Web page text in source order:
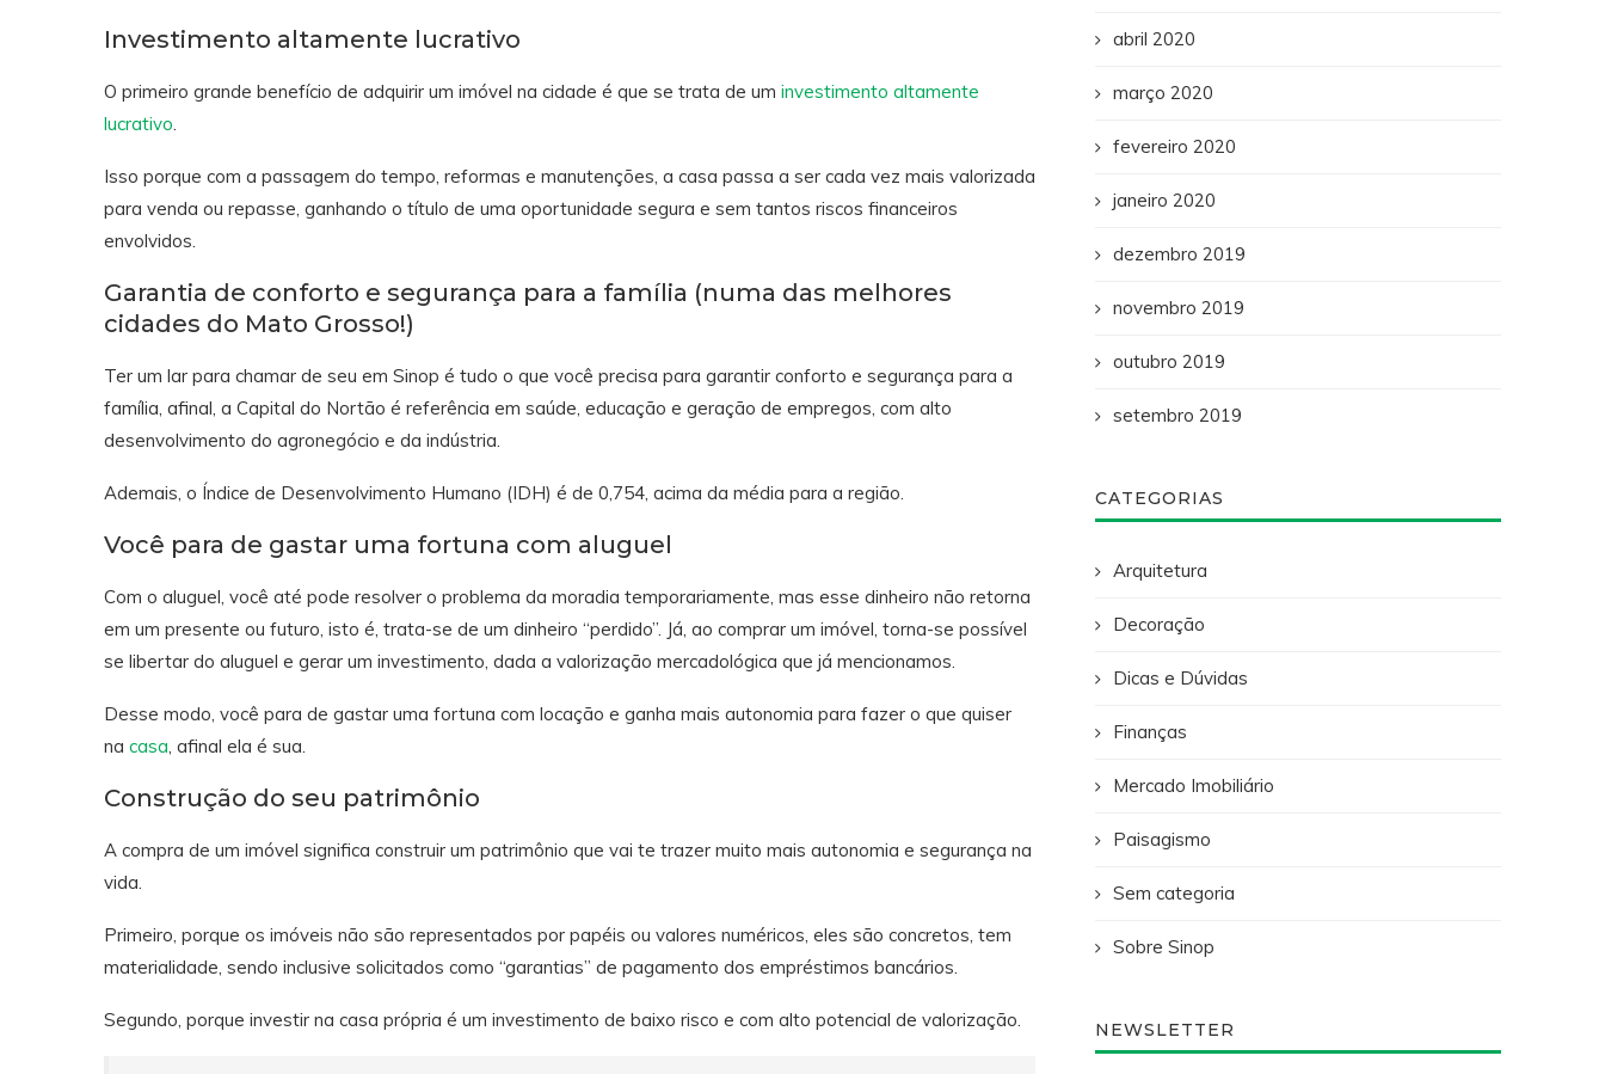
Investimento altamente lucrativo
O primeiro grande benefício de adquirir um imóvel na cidade é que se trata de um investimento altamente
lucrativo.
Isso porque com a passagem do tempo, reformas e manutenções, a casa passa a ser cada vez mais valorizada
para venda ou repasse, ganhando o título de uma oportunidade segura e sem tantos riscos financeiros
envolvidos.
Garantia de conforto e segurança para a família (numa das melhores
cidades do Mato Grosso!)
Ter um lar para chamar de seu em Sinop é tudo o que você precisa para garantir conforto e segurança para a
família, afinal, a Capital do Nortão é referência em saúde, educação e geração de empregos, com alto
desenvolvimento do agronegócio e da indústria.
Ademais, o Índice de Desenvolvimento Humano (IDH) é de 0,754, acima da média para a região.
Você para de gastar uma fortuna com aluguel
Com o aluguel, você até pode resolver o problema da moradia temporariamente, mas esse dinheiro não retorna
em um presente ou futuro, isto é, trata-se de um dinheiro “perdido”. Já, ao comprar um imóvel, torna-se possível
se libertar do aluguel e gerar um investimento, dada a valorização mercadológica que já mencionamos.
Desse modo, você para de gastar uma fortuna com locação e ganha mais autonomia para fazer o que quiser
na casa, afinal ela é sua.
Construção do seu patrimônio
A compra de um imóvel significa construir um patrimônio que vai te trazer muito mais autonomia e segurança na
vida.
Primeiro, porque os imóveis não são representados por papéis ou valores numéricos, eles são concretos, tem
materialidade, sendo inclusive solicitados como “garantias” de pagamento dos empréstimos bancários.
Segundo, porque investir na casa própria é um investimento de baixo risco e com alto potencial de valorização.
abril 2020
março 2020
fevereiro 2020
janeiro 2020
dezembro 2019
novembro 2019
outubro 2019
setembro 2019
CATEGORIAS
Arquitetura
Decoração
Dicas e Dúvidas
Finanças
Mercado Imobiliário
Paisagismo
Sem categoria
Sobre Sinop
NEWSLETTER